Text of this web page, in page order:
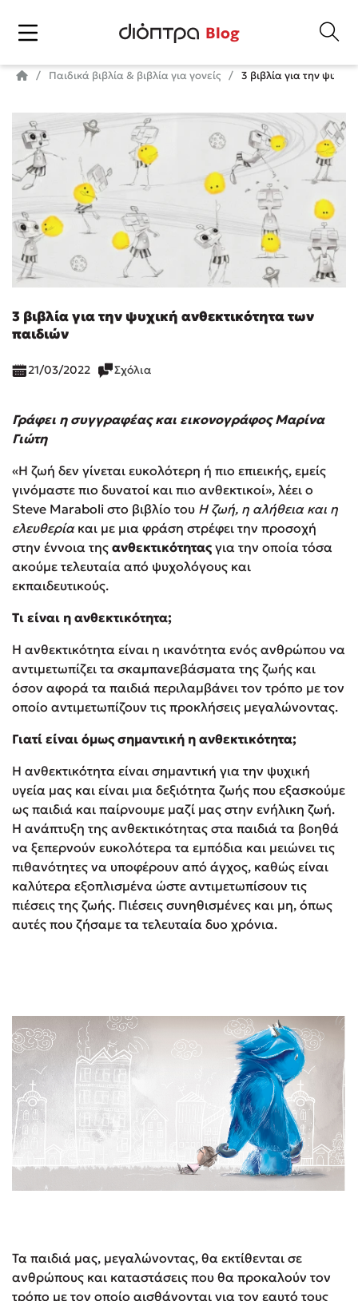
Blog
Παιδικά βιβλία & βιβλία για γονείς 3 βιβλία για την
3 βιβλία για την ψυχική ανθεκτικότητα των
παιδιών
21/03/2022 Σχόλια
Γράφει η συγγραφέας και εικονογράφος Μαρίνα
Γιώτη
«Η ζωή δεν γίνεται ευκολότερη ή πιο επιεικής, εμείς
γινόμαστε πιο δυνατοί και πιο ανθεκτικοί», λέει ο
Steve Maraboli στο βιβλίο του Η ζωή, η αλήθεια και η
ελευθερίακαι με μια φράση στρέφει την προσοχή
στην έννοια της ανθεκτικότητας για την οποία τόσα
ακούμε τελευταία από ψυχολόγους και
εκπαιδευτικούς.
Τι είναι η ανθεκτικότητα;
Η ανθεκτικότητα είναι η ικανότητα ενός ανθρώπου να
αντιμετωπίζει τα σκαμπανεβάσματα της ζωής και
όσον αφορά τα παιδιά περιλαμβάνει τον τρόπο με τον
οποίο αντιμετωπίζουν τις προκλήσεις μεγαλώνοντας.
Γιατί είναι όμως σημαντική η ανθεκτικότητα;
Η ανθεκτικότητα είναι σημαντική για την ψυχική
υγεία μας και είναι μια δεξιότητα ζωής που εξασκούμε
ως παιδιά και παίρνουμε μαζί μας στην ενήλικη ζωή.
Η ανάπτυξη της ανθεκτικότητας στα παιδιά τα βοηθά
να ξεπερνούν ευκολότερα τα εμπόδια και μειώνει τις
πιθανότητες να υποφέρουν από άγχος, καθώς είναι
καλύτερα εξοπλισμένα ώστε αντιμετωπίσουν τις
πιέσεις της ζωής. Πιέσεις συνηθισμένες και μη, όπως
αυτές που ζήσαμε τα τελευταία δυο χρόνια.
Τα παιδιά μας, μεγαλώνοντας, θα εκτίθενται σε
ανθρώπους και καταστάσεις που θα προκαλούν τον
τρόπο με τον οποίο αισθάνονται για τον εαυτό τους